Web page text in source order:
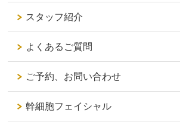
スタッフ紹介
よくあるご質問
ご予約、お問い合わせ
幹細胞フェイシャル